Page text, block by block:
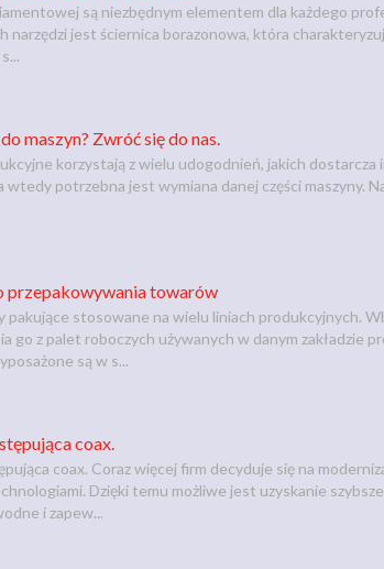
są niezbędnym elementem dla każdego
narzędzi jest ściernica borazonowa, która
maszyn? Zwróć się do nas.
korzystają z wielu udogodnień, jakich dostarcza
wtedy potrzebna jest wymiana danej części maszyny.
przepakowywania towarów
pakujące stosowane na wielu liniach produkcyjnych.
go z palet roboczych używanych w danym
są w s...
coax.
coax. Coraz więcej firm decyduje się na
Dzięki temu możliwe jest uzyskanie
i zapew...